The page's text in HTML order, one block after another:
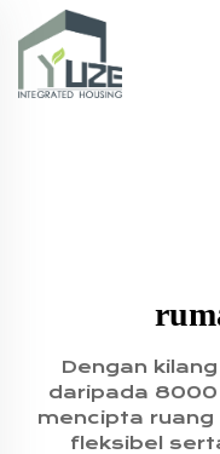
Dengan
daripada 8000
mencipta ruang
fleksibel